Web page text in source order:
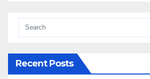
Recent Posts